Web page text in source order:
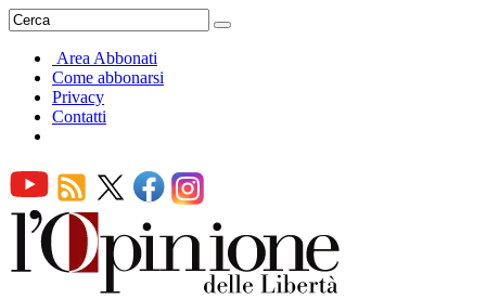
Area Abbonati
Come abbonarsi
Privacy
Contatti